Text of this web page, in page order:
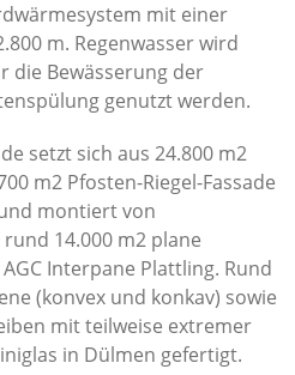
mit einer
m. Regenwasser wird
die Bewässerung der
genutzt werden.
setzt sich aus 24.800 m2
m2 Pfosten-Riegel-Fassade
montiert von
14.000 m2 plane
Interpane Plattling. Rund
(konvex und konkav) sowie
mit teilweise extremer
in Dülmen gefertigt.